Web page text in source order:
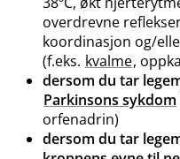
overdrevne
koordinasjon og​/​
(f.eks. kvalme,
dersom du tar
Parkinsons sykdom
orfenadrin)
dersom du tar